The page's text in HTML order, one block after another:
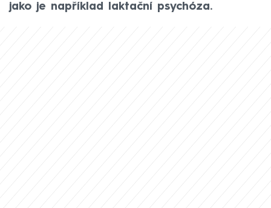
jako je například laktační psychóza.